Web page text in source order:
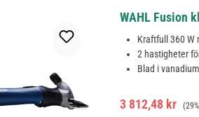
WAHL Fusion
Kraftfull 360 W
2 hastigheter
Blad i
Försäljningspris:
3 812,48 kr